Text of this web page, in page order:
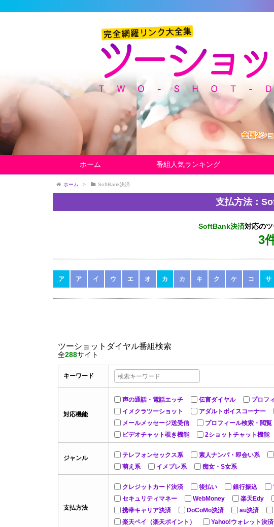
全国2シ
ホーム 番組人気ランキング
ホーム > SoftBank決済
支払方法：
SoftBank決済対応の
3
ア ア イ ウ エ オ カ カ キ ク ケ コ サ
ツーショットダイヤル番組検索
全288サイト
キーワード
対応機能
声の通話・電話エッチ 伝言ダイヤル プロフ
イメクラツーショット
アダルトボイスコーナー
メールメッセージ送受信
プロフィール検索・閲覧
ビデオチャット覗き機能
2ショットチャット機能
ジャンル テレフォンセックス系 素人ナンパ・即会い系
萌え系
イメプレ系 痴女・S女系
支払方法
クレジットカード決済 後払い 銀行振込
セキュリティマネー
WebMoney 楽天Edy
携帯キャリア決済
DoCoMo決済 au決済
楽天ペイ（楽天ポイント）
Yahoo!ウォレット決済